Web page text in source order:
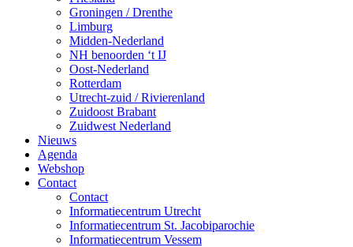
Groningen / Drenthe
Limburg
Midden-Nederland
NH benoorden ‘t IJ
Oost-Nederland
Rotterdam
Utrecht-zuid / Rivierenland
Zuidoost Brabant
Zuidwest Nederland
Nieuws
Agenda
Webshop
Contact
Contact
Informatiecentrum Utrecht
Informatiecentrum St. Jacobiparochie
Informatiecentrum Vessem